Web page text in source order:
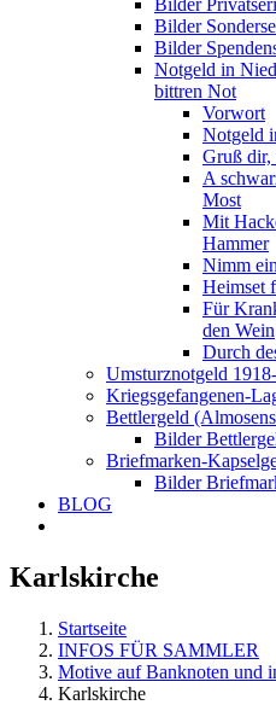
Bilder
Bilder
Bilder
Notgeld in
bittren Not
Vorwort
Notgeld
Gruß dir,
A
Most
Mit
Hammer
Nimm
Heimset
Für
den Wein
Durch
Umsturznotgeld
Kriegsgefangenen-
Bettlergeld
Bilder
Briefmarken-
Bilder
BLOG
Karlskirche
Startseite
INFOS FÜR SAMMLER
Motive auf Banknoten und
Karlskirche